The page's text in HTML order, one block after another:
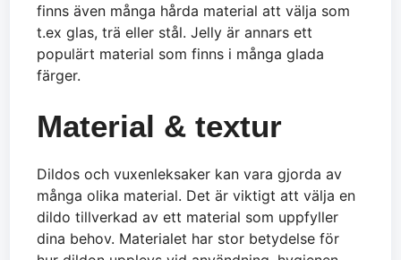
finns även många hårda material att välja som
t.ex glas, trä eller stål. Jelly är annars ett
populärt material som finns i många glada
färger.
Material & textur
Dildos och vuxenleksaker kan vara gjorda av
många olika material. Det är viktigt att välja en
dildo tillverkad av ett material som uppfyller
dina behov. Materialet har stor betydelse för